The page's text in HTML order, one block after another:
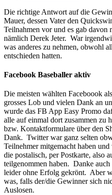
Die richtige Antwort auf die
Mauer, dessen Vater den
Teilnahmen vor und es gab davon
nämlich Derek Jeter. War
was anderes zu nehmen, obwohl
entschieden hatten.
Facebook Baseballer aktiv
Die meisten wählten Faceboook
grosses Lob und vielen Dank an
wurde das FB App Easy Promo
alle auf einmal dort zusammen zu
bzw. Kontaktformulare über den
Dank. Twitter war ganz selten
Teilnehmer mitgemacht haben
die postalisch, per Postkarte, also
teilgenommen haben. Danke
leider ohne Erfolg gekrönt. Aber
was, falls der/die Gewinner sich
Auslosen.